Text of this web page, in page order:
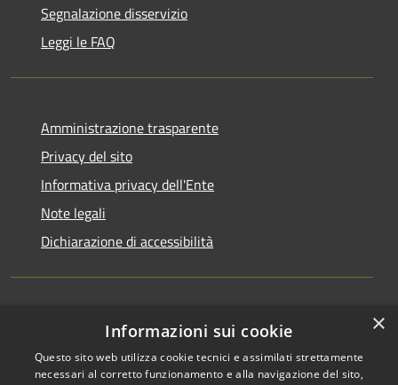
Segnalazione disservizio
Leggi le FAQ
Amministrazione trasparente
Privacy del sito
Informativa privacy dell'Ente
Note legali
Dichiarazione di accessibilità
Newsletter ×
Informazioni sui cookie
Questo sito web utilizza cookie tecnici e assimilati strettamente
necessari al corretto funzionamento e alla navigazione del sito,